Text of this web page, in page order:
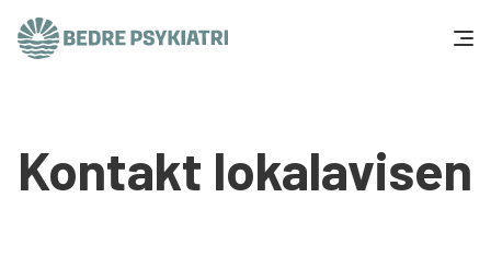
Tal og fakta
Kontakt lokalavisen